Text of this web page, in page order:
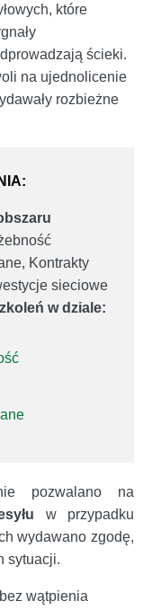
które
ścieki.
na ujednolicenie
rozbieżne
Kontrakty
sieciowe
w dziale:
pozwalano na
w przypadku
wydawano zgodę,
sytuacji.
wątpienia